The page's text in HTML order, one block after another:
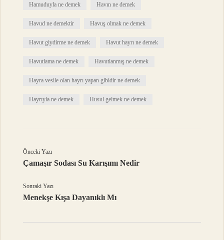
Hamuduyla ne demek Havın ne demek
Havud ne demektir Havuş olmak ne demek
Havut giydirme ne demek Havut hayrı ne demek
Havutlama ne demek Havutlanmış ne demek
Hayra vesile olan hayrı yapan gibidir ne demek
Hayrıyla ne demek Husul gelmek ne demek
Önceki Yazı
Çamaşır Sodası Su Karışımı Nedir
Sonraki Yazı
Menekşe Kışa Dayanıklı Mı